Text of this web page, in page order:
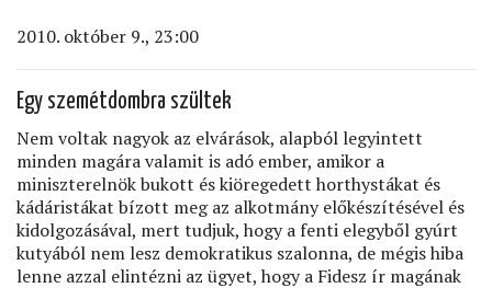
2010. október 9., 23:00
Egy szemétdombra szültek
Nem voltak nagyok az elvárások, alapból legyintett
minden magára valamit is adó ember, amikor a
miniszterelnök bukott és kiöregedett horthystákat és
kádáristákat bízott meg az alkotmány előkészítésével és
kidolgozásával, mert tudjuk, hogy a fenti elegyből gyúrt
kutyából nem lesz demokratikus szalonna, de mégis hiba
lenne azzal elintézni az ügyet, hogy a Fidesz ír magának